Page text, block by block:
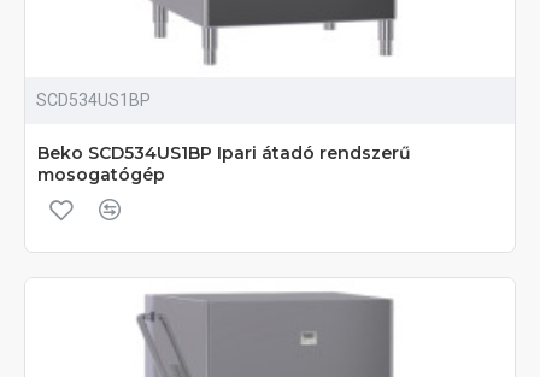
SCD534US1BP
Beko SCD534US1BP Ipari átadó rendszerű
mosogatógép